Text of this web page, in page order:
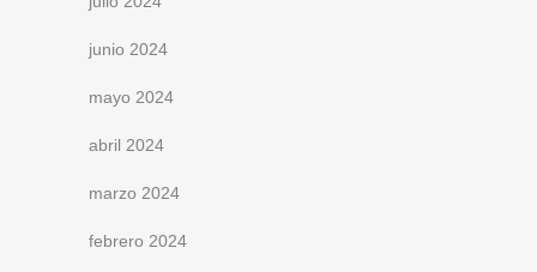
junio 2024
mayo 2024
abril 2024
marzo 2024
febrero 2024